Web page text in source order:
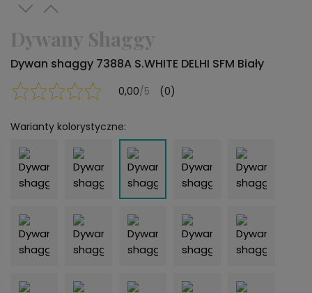
Dywany Shaggy
Dywan shaggy 7388A S.WHITE DELHI SFM Biały
0,00/5 (0)
Warianty kolorystyczne: